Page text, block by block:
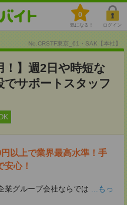
0
気になる！ ログイン
No.CRSTF東京_61・SAK【本社】
！】週2日や時短な
でサポートスタッフ
以上で業界最高水準！手
安心！
グループ会社ならでは ...もっ